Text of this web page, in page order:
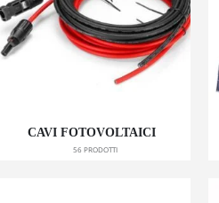
CAVI FOTOVOLTAICI
56 PRODOTTI